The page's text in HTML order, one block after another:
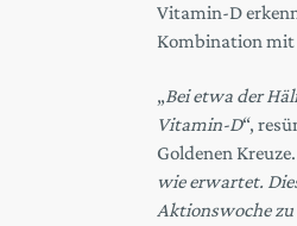
Vitamin-D
Kombination mit
„Bei etwa der
Vitamin-D“,
Goldenen Kreuze.
wie erwartet.
Aktionswoche zu